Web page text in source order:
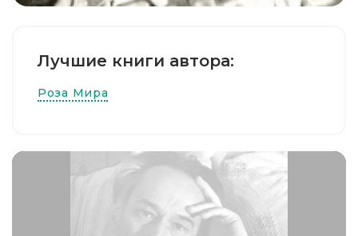
Лучшие книги автора:
Роза Мира